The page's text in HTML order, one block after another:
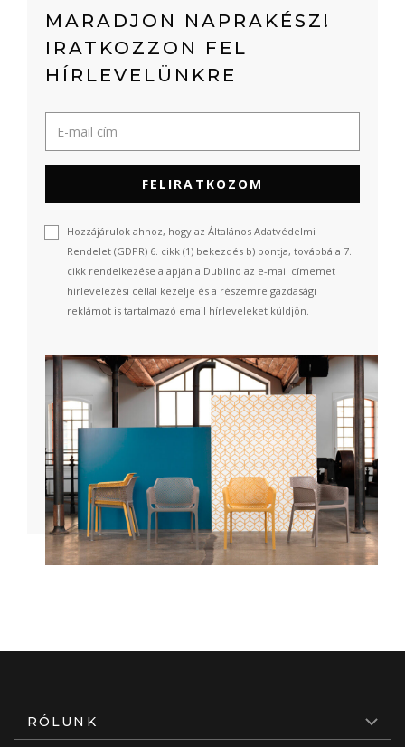
MARADJON NAPRAKÉSZ!
IRATKOZZON FEL
HÍRLEVELÜNKRE
FELIRATKOZOM
Hozzájárulok ahhoz, hogy az Általános Adatvédelmi
Rendelet (GDPR) 6. cikk (1) bekezdés b) pontja, továbbá a 7.
cikk rendelkezése alapján a Dublino az e-mail címemet
hírlevelezési céllal kezelje és a részemre gazdasági
reklámot is tartalmazó email hírleveleket küldjön.
RÓLUNK